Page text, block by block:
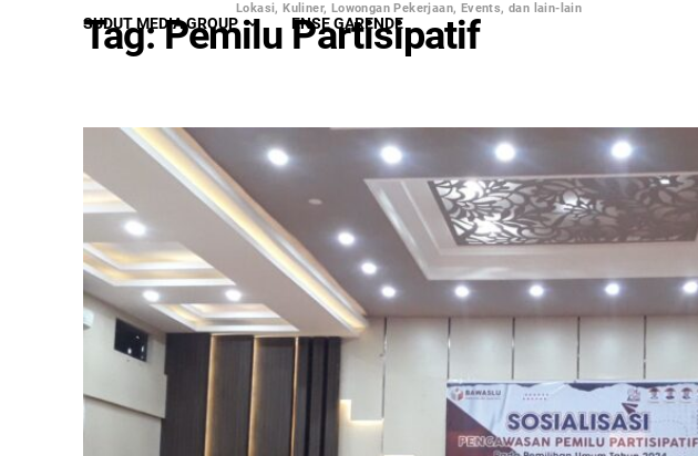
SUDUT MEDIA GROUP
Lokasi, Kuliner, Lowongan Pekerjaan, Events, dan lain-lain
ENSE GARENDE
Tag:Pemilu Partisipatif